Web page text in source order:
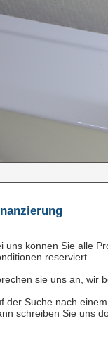
uns können Sie alle
reserviert.
sie uns an, wir
der Suche nach
schreiben Sie uns